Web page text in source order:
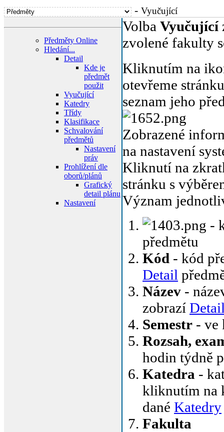
- Vyučující
Předměty Online
Hledání...
Detail
Kde je
předmět
použit
Vyučující
Katedry
Třídy
Klasifikace
Schvalování
předmětů
Nastavení
práv
Prohlížení dle
oborů/plánů
Grafický
detail plánu
Nastavení
Volba Vyučující
zvolené fakulty
Kliknutím na
otevřeme
seznam jeho
Zobrazené
na nastavení
Kliknutí na
stránku s
Význam
-
předmětu
Kód - kód
Detail
Název -
zobrazí
Semestr - ve
Rozsah,
hodin týdně
Katedra -
kliknutím na
dané Katedry
Fakulta